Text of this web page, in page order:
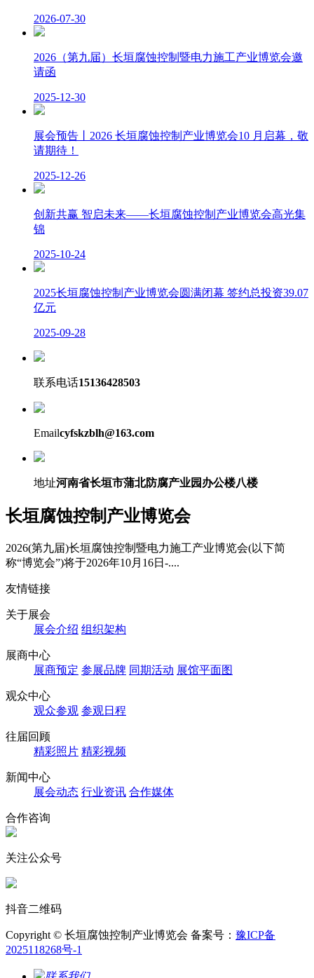
2026-07-30
2026（第九届）长垣腐蚀控制暨电力施工产业博览会邀
请函
2025-12-30
展会预告丨2026 长垣腐蚀控制产业博览会10 月启幕，敬
请期待！
2025-12-26
创新共赢 智启未来——长垣腐蚀控制产业博览会高光集
锦
2025-10-24
2025长垣腐蚀控制产业博览会圆满闭幕 签约总投资39.07
亿元
2025-09-28
联系电话15136428503
Emailcyfskzblh@163.com
地址河南省长垣市蒲北防腐产业园办公楼八楼
长垣腐蚀控制产业博览会
2026(第九届)长垣腐蚀控制暨电力施工产业博览会(以下简
称“博览会”)将于2026年10月16日-....
友情链接
关于展会
展会介绍 组织架构
展商中心
展商预定 参展品牌 同期活动 展馆平面图
观众中心
观众参观 参观日程
往届回顾
精彩照片 精彩视频
新闻中心
展会动态 行业资讯 合作媒体
合作咨询
关注公众号
抖音二维码
Copyright © 长垣腐蚀控制产业博览会 备案号： 豫ICP备
2025118268号-1